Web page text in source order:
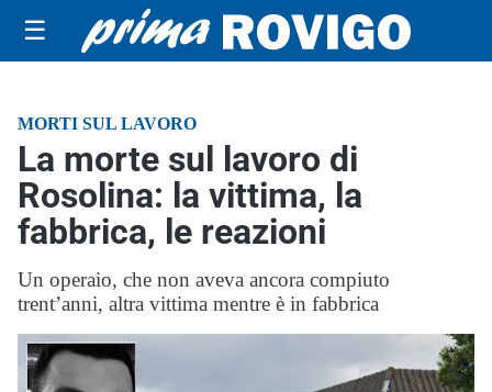
☰
MORTI SUL LAVORO
La morte sul lavoro di
Rosolina: la vittima, la
fabbrica, le reazioni
Un operaio, che non aveva ancora compiuto
trent’anni, altra vittima mentre è in fabbrica